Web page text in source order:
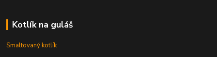
Kotlík na guláš
Smaltovaný kotlík